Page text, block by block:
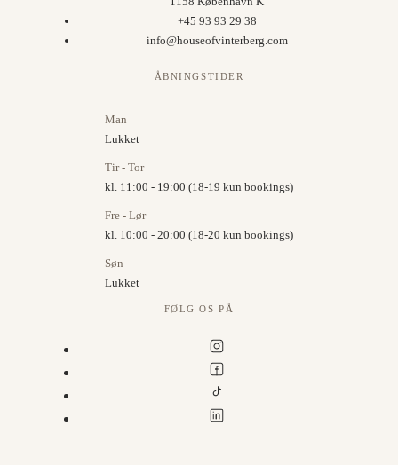
+45 93 93 29 38
info@houseofvinterberg.com
ÅBNINGSTIDER
Man
Lukket
Tir - Tor
kl. 11:00 - 19:00 (18-19 kun bookings)
Fre - Lør
kl. 10:00 - 20:00 (18-20 kun bookings)
Søn
Lukket
FØLG OS PÅ